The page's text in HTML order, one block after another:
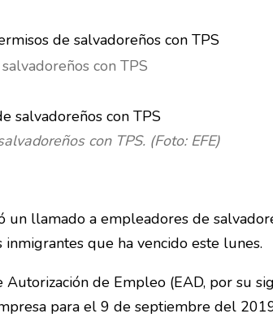
con TPS
con TPS. (Foto: EFE)
llamado a empleadores de
que ha vencido este lunes.
de Empleo (EAD, por su
para el 9 de septiembre del